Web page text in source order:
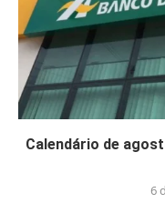
Calendário de
6